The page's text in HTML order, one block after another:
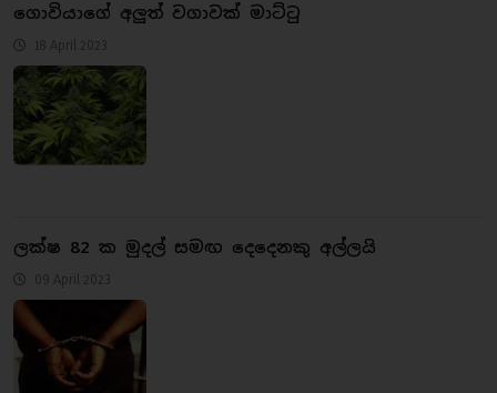
ගොවියාගේ අලුත් වගාවක් මාට්ටු
18 April 2023
ලක්ෂ 82 ක මුදල් සමඟ දෙදෙනකු අල්ලයි
09 April 2023